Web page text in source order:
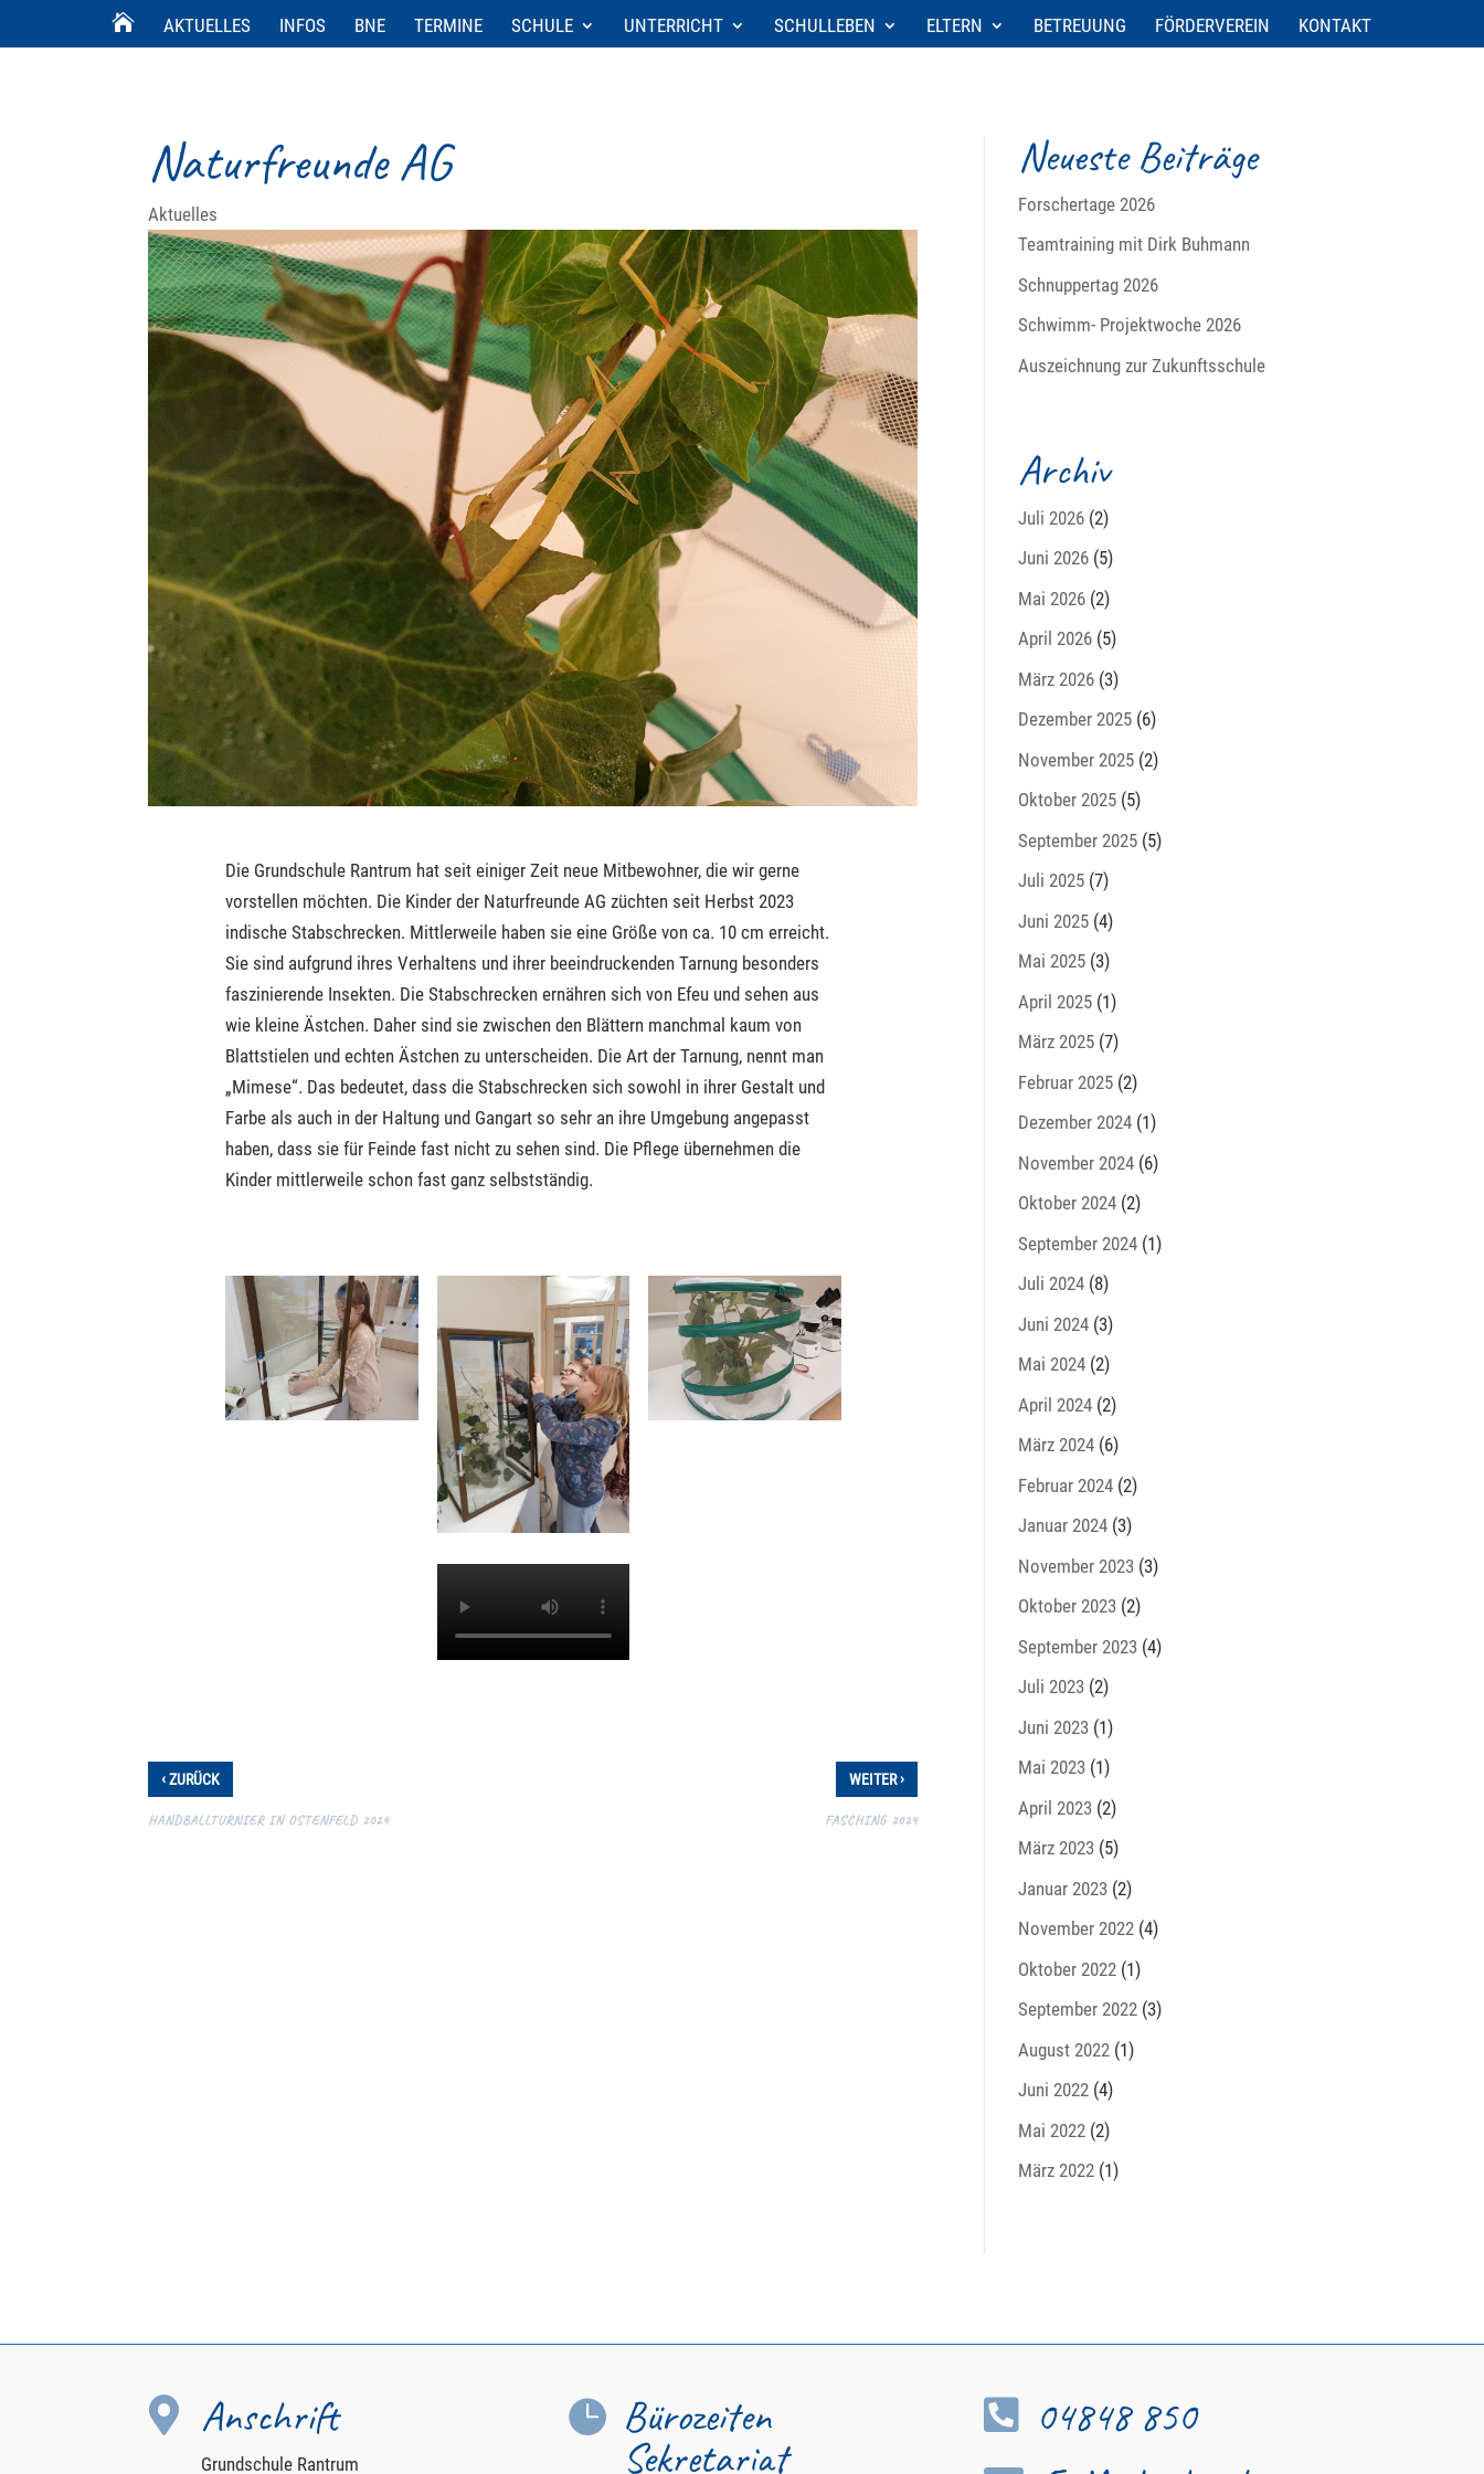
AKTUELLES INFOS BNE TERMINE SCHULE UNTERRICHT SCHULLEBEN ELTERN BETREUUNG FÖRDERVEREIN KONTAKT
Naturfreunde AG
Aktuelles
Die Grundschule Rantrum hat seit einiger Zeit neue Mitbewohner, die wir gerne
vorstellen möchten. Die Kinder der Naturfreunde AG züchten seit Herbst 2023
indische Stabschrecken. Mittlerweile haben sie eine Größe von ca. 10 cm erreicht.
Sie sind aufgrund ihres Verhaltens und ihrer beeindruckenden Tarnung besonders
faszinierende Insekten. Die Stabschrecken ernähren sich von Efeu und sehen aus
wie kleine Ästchen. Daher sind sie zwischen den Blättern manchmal kaum von
Blattstielen und echten Ästchen zu unterscheiden. Die Art der Tarnung, nennt man
„Mimese“. Das bedeutet, dass die Stabschrecken sich sowohl in ihrer Gestalt und
Farbe als auch in der Haltung und Gangart so sehr an ihre Umgebung angepasst
haben, dass sie für Feinde fast nicht zu sehen sind. Die Pflege übernehmen die
Kinder mittlerweile schon fast ganz selbstständig.
‹ZURÜCK
HANDBALLTURNIER IN OSTENFELD 2024
WEITER›
FASCHING 2024
Neueste Beiträge
Forschertage 2026
Teamtraining mit Dirk Buhmann
Schnuppertag 2026
Schwimm- Projektwoche 2026
Auszeichnung zur Zukunftsschule
Archiv
Juli 2026(2)
Juni 2026(5)
Mai 2026(2)
April 2026(5)
März 2026(3)
Dezember 2025(6)
November 2025(2)
Oktober 2025(5)
September 2025(5)
Juli 2025(7)
Juni 2025(4)
Mai 2025(3)
April 2025(1)
März 2025(7)
Februar 2025(2)
Dezember 2024(1)
November 2024(6)
Oktober 2024(2)
September 2024(1)
Juli 2024(8)
Juni 2024(3)
Mai 2024(2)
April 2024(2)
März 2024(6)
Februar 2024(2)
Januar 2024(3)
November 2023(3)
Oktober 2023(2)
September 2023(4)
Juli 2023(2)
Juni 2023(1)
Mai 2023(1)
April 2023(2)
März 2023(5)
Januar 2023(2)
November 2022(4)
Oktober 2022(1)
September 2022(3)
August 2022(1)
Juni 2022(4)
Mai 2022(2)
März 2022(1)
 Anschrift
Grundschule Rantrum
 Bürozeiten
Sekretariat
 04848 850